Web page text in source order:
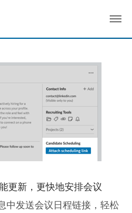
更新，更快地安排会议
中发送会议日程链接，轻松